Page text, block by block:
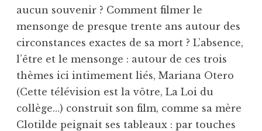
aucun souvenir ? Comment filmer le
mensonge de presque trente ans autour des
circonstances exactes de sa mort ? L’absence,
l’être et le mensonge : autour de ces trois
thèmes ici intimement liés, Mariana Otero
(Cette télévision est la vôtre, La Loi du
collège…) construit son film, comme sa mère
Clotilde peignait ses tableaux : par touches